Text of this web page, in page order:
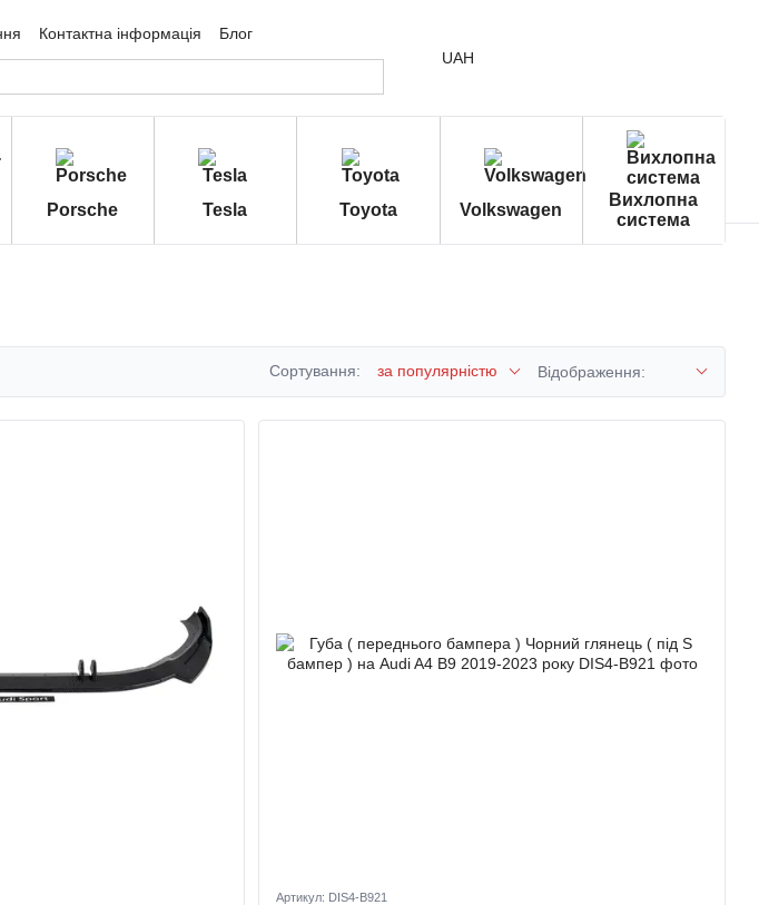
Контактна інформація
Блог
UAH
Porsche Tesla Toyota Volkswagen
Вихлопна
система
Сортування: за популярністю Відображення:
Артикул: DIS4-B921